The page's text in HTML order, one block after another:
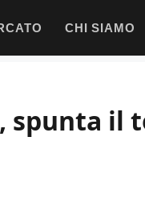
CHI SIAMO
spunta il